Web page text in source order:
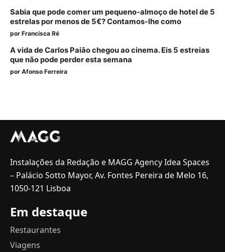
Sabia que pode comer um pequeno-almoço de hotel de 5
estrelas por menos de 5€? Contamos-lhe como
por Francisca Ré
A vida de Carlos Paião chegou ao cinema. Eis 5 estreias
que não pode perder esta semana
por Afonso Ferreira
Instalações da Redação e MAGG Agency Idea Spaces
– Palácio Sotto Mayor, Av. Fontes Pereira de Melo 16,
1050-121 Lisboa
Em destaque
Restaurantes
Viagens